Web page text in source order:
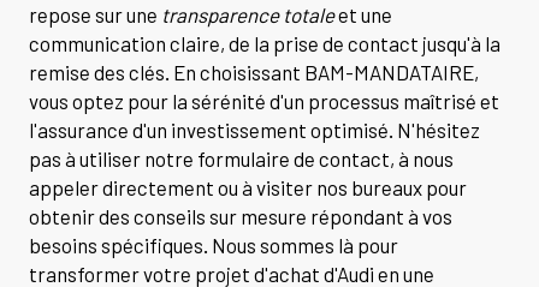
repose sur une transparence totaleet une
communication claire, de la prise de contact jusqu'à la
remise des clés. En choisissant BAM-MANDATAIRE,
vous optez pour la sérénité d'un processus maîtrisé et
l'assurance d'un investissement optimisé. N'hésitez
pas à utiliser notre formulaire de contact, à nous
appeler directement ou à visiter nos bureaux pour
obtenir des conseils sur mesure répondant à vos
besoins spécifiques. Nous sommes là pour
transformer votre projet d'achat d'Audi en une